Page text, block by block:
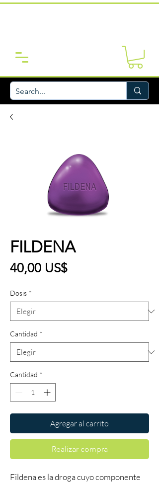
FILDENA
40,00 US$Precio
Dosis *
Cantidad *
Cantidad *
Agregar al carrito
Realizar compra
Fildena es la droga cuyo componente